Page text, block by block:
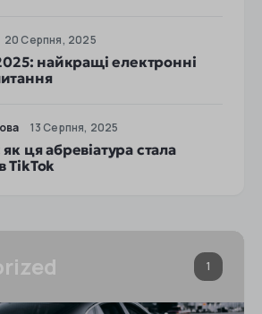
20 Серпня, 2025
найкращі електронні
13 Серпня, 2025
ця абревіатура стала
TikTok
1